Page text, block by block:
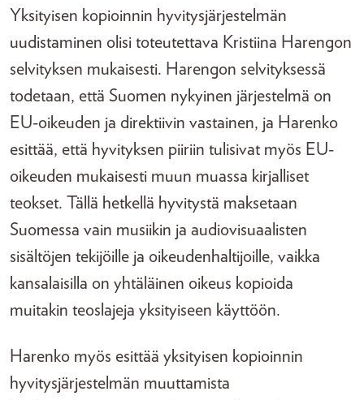
Yksityisen kopioinnin hyvitysjärjestelmän
uudistaminen olisi toteutettava Kristiina Harengon
selvityksen mukaisesti. Harengon selvityksessä
todetaan, että Suomen nykyinen järjestelmä on
EU-oikeuden ja direktiivin vastainen, ja Harenko
esittää, että hyvityksen piiriin tulisivat myös EU-
oikeuden mukaisesti muun muassa kirjalliset
teokset. Tällä hetkellä hyvitystä maksetaan
Suomessa vain musiikin ja audiovisuaalisten
sisältöjen tekijöille ja oikeudenhaltijoille, vaikka
kansalaisilla on yhtäläinen oikeus kopioida
muitakin teoslajeja yksityiseen käyttöön.
Harenko myös esittää yksityisen kopioinnin
hyvitysjärjestelmän muuttamista